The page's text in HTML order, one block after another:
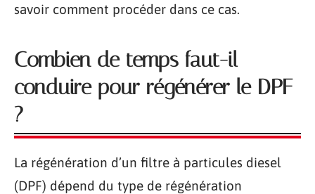
savoir comment procéder dans ce cas.
Combien de temps faut-il
conduire pour régénérer le DPF
?
La régénération d’un filtre à particules diesel
(DPF) dépend du type de régénération